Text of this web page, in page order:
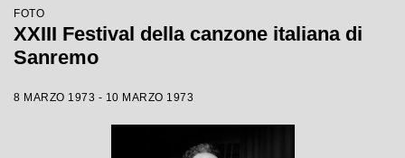
FOTO
XXIII Festival della canzone italiana di
Sanremo
8 MARZO 1973 - 10 MARZO 1973